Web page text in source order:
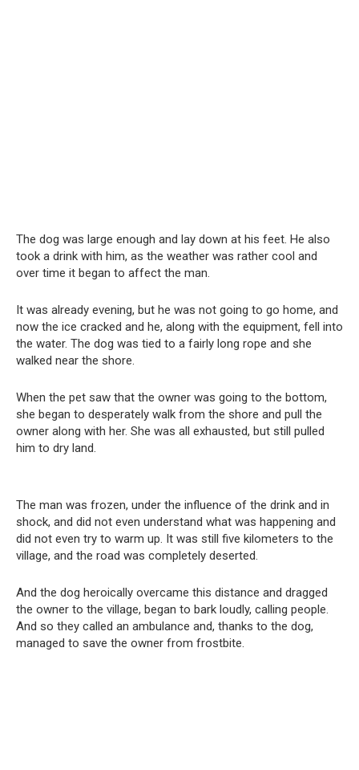
The dog was large enough and lay down at his feet. He also
took a drink with him, as the weather was rather cool and
over time it began to affect the man.
It was already evening, but he was not going to go home, and
now the ice cracked and he, along with the equipment, fell into
the water. The dog was tied to a fairly long rope and she
walked near the shore.
When the pet saw that the owner was going to the bottom,
she began to desperately walk from the shore and pull the
owner along with her. She was all exhausted, but still pulled
him to dry land.
The man was frozen, under the influence of the drink and in
shock, and did not even understand what was happening and
did not even try to warm up. It was still five kilometers to the
village, and the road was completely deserted.
And the dog heroically overcame this distance and dragged
the owner to the village, began to bark loudly, calling people.
And so they called an ambulance and, thanks to the dog,
managed to save the owner from frostbite.